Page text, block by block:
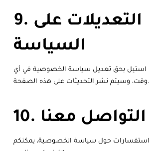
9. التعديلات على
السياسة
استيل بحق تعديل سياسة الخصوصية في أي
وقت، وسيتم نشر التحديثات على هذه الصفحة.
10. التواصل معنا
حول سياسة الخصوصية، يمكنكم